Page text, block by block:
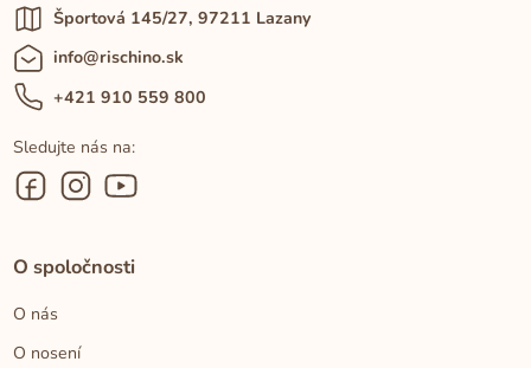
Športová 145/27, 97211 Lazany
info@rischino.sk
+421 910 559 800
Sledujte nás na:
O spoločnosti
O nás
O nosení